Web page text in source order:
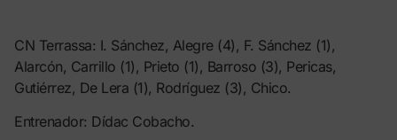
CN Terrassa: I. Sánchez, Alegre (4), F. Sánchez (1),
Alarcón, Carrillo (1), Prieto (1), Barroso (3), Pericas,
Gutiérrez, De Lera (1), Rodríguez (3), Chico.
Entrenador: Dídac Cobacho.